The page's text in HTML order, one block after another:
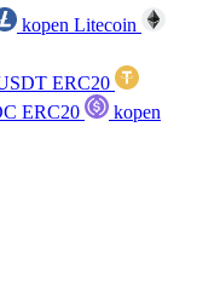
kopen Litecoin
ERC20
ERC20
kopen